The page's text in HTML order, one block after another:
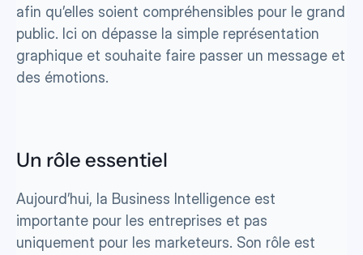
afin qu’elles soient compréhensibles pour le grand
public. Ici on dépasse la simple représentation
graphique et souhaite faire passer un message et
des émotions.
Un rôle essentiel
Aujourd’hui, la Business Intelligence est
importante pour les entreprises et pas
uniquement pour les marketeurs. Son rôle est